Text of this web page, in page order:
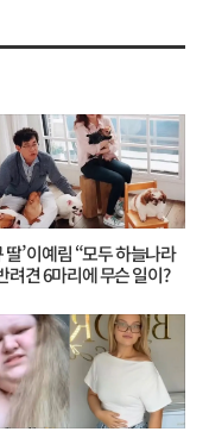
딸’ 이예림 “모두 하늘나라
견 6마리에 무슨 일이?